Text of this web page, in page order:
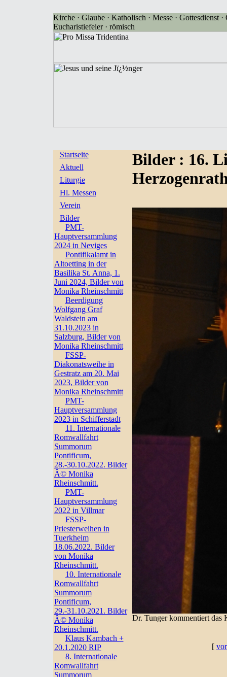
Kirche · Glaube · Katholisch · Messe · Gottesdienst
Eucharistiefeier · römisch
Startseite
Aktuell
Liturgie
Hl. Messen
Verein
Bilder
PMT-
Hauptversammlung
2024 in Neviges
Pontifikalamt in
Altoetting in der
Basilika St. Anna, 1.
Juni 2024, Bilder von
Monika Rheinschmitt
Beerdigung
Wolfgang Graf
Waldstein am
31.10.2023 in
Salzburg, Bilder von
Monika Rheinschmitt
FSSP-
Diakonatsweihe in
Gestratz am 20. Mai
2023, Bilder von
Monika Rheinschmitt
PMT-
Hauptversammlung
2023 in Schifferstadt
11. Internationale
Romwallfahrt
Summorum
Pontificum,
28.-30.10.2022. Bilder
Â© Monika
Rheinschmitt.
PMT-
Hauptversammlung
2022 in Villmar
FSSP-
Priesterweihen in
Tuerkheim
18.06.2022. Bilder
von Monika
Rheinschmitt.
10. Internationale
Romwallfahrt
Summorum
Pontificum,
29.-31.10.2021. Bilder
Â© Monika
Rheinschmitt.
Klaus Kambach +
20.1.2020 RIP
8. Internationale
Romwallfahrt
Summorum
Bilder : 16.
Dr. Tunger kommentiert das
[